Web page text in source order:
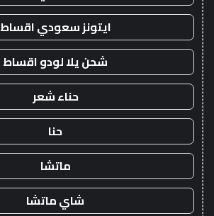
ايتونز سعودي اقساط
شحن يلا لودو اقساط
حناء شعر
حنا
ماتشا
شاي ماتشا